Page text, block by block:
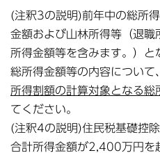
(注釈3の説明)前年中の総所
金額および山林所得等（退
所得金額等を含みます。）と
総所得金額等の内容について
所得割額の計算対象となる総
てください。
(注釈4の説明)住民税基礎控
合計所得金額が2,400万円を